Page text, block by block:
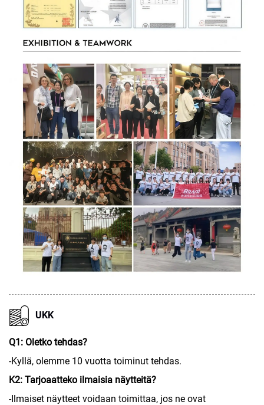
UKK
Q1: Oletko tehdas?
-Kyllä, olemme 10 vuotta toiminut tehdas.
K2: Tarjoaatteko ilmaisia näytteitä?
-Ilmaiset näytteet voidaan toimittaa, jos ne ovat